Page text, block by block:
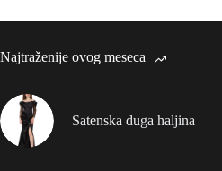
Najtraženije ovog meseca
Satenska duga haljina